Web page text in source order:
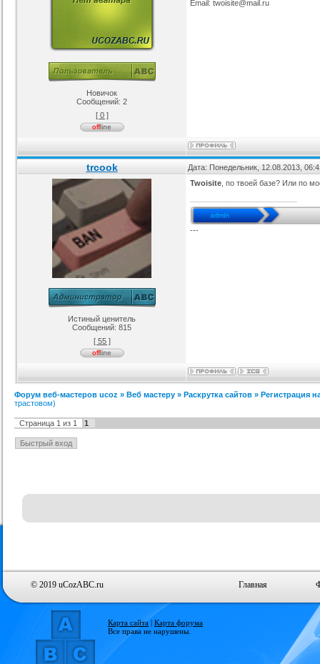
Новичок
Сообщений: 2
[ 0 ]
Email: twoisite@mail.ru
trcook Дата: Понедельник, 12.08.2013,
Истиный ценитель
Сообщений: 815
[ 55 ]
Twoisite , по твоей базе? Или по
---
Форум веб-мастеров ucoz » Веб мастеру » Раскрутка сайтов » Регистрация
трастовом)
Страница 1 из 1 1
© 2019 uCozABC.ru Главная
Карта сайта | Карта форума
Все права не нарушены.